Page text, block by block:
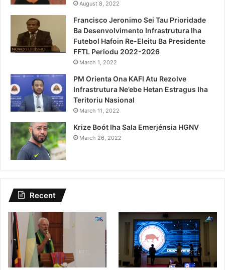
August 8, 2022
Francisco Jeronimo Sei Tau Prioridade
Ba Desenvolvimento Infrastrutura Iha
Futebol Hafoin Re-Eleitu Ba Presidente
FFTL Periodu 2022-2026
March 1, 2022
PM Orienta Ona KAFI Atu Rezolve
Infrastrutura Ne’ebe Hetan Estragus Iha
Teritoriu Nasional
March 11, 2022
Krize Boót Iha Sala Emerjénsia HGNV
March 26, 2022
Recent